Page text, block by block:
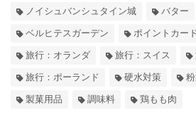
ノイシュバンシュタイン城 バター
ベルヒテスガーデン ポイントカー
旅行：オランダ 旅行：スイス
旅行：ポーランド 硬水対策
製菓用品 調味料 鶏もも肉